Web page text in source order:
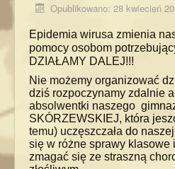
Opublikowano: 28 kwiecień
Epidemia wirusa zmienia
pomocy osobom
DZIAŁAMY DALEJ!!!
Nie możemy organizować
dziś rozpoczynamy zdalnie
absolwentki naszego
SKÓRZEWSKIEJ, która
temu) uczęszczała do
się w różne sprawy klasowe
zmagać się ze straszną